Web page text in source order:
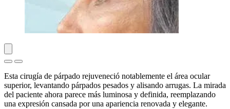
Esta cirugía de párpado rejuveneció notablemente el área ocular
superior, levantando párpados pesados y alisando arrugas. La mirada
del paciente ahora parece más luminosa y definida, reemplazando
una expresión cansada por una apariencia renovada y elegante.